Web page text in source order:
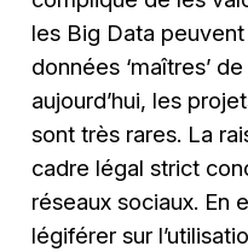
les Big Data
données ‘maîtres’
aujourd’hui, les
sont très rares. La
cadre légal strict
réseaux sociaux. En
légiférer sur